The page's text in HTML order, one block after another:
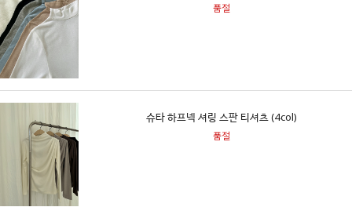
품절
슈타 하프넥 셔링 스판 티셔츠 (4col)
품절